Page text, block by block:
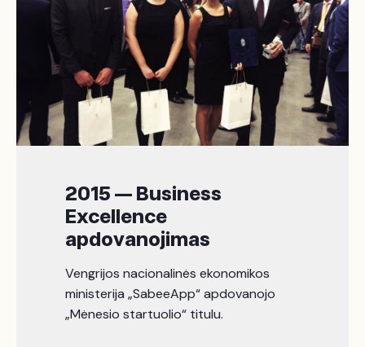
2015 — Business
Excellence
apdovanojimas
Vengrijos nacionalinės ekonomikos
ministerija „SabeeApp“ apdovanojo
„Mėnesio startuolio“ titulu.